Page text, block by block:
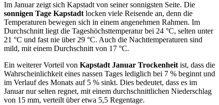
Im Januar zeigt sich Kapstadt von seiner sonnigsten Seite. Die
sonnigen Tage Kapstadt locken viele Reisende an, denn die
Temperaturen bewegen sich in einem angenehmen Rahmen. Im
Durchschnitt liegt die Tageshöchsttemperatur bei 24 °C, selten unter
21 °C und fast nie über 29 °C. Auch die Nachttemperaturen sind
mild, mit einem Durchschnitt von 17 °C.
Ein weiterer Vorteil von Kapstadt Januar Trockenheit ist, dass die
Wahrscheinlichkeit eines nassen Tages lediglich bei 7 % beginnt und
im Verlauf des Monats auf 5 % sinkt. Dies bedeutet, dass es im
Januar nur selten regnet, mit einem durchschnittlichen Niederschlag
von 15 mm, verteilt über etwa 5,5 Regentage.